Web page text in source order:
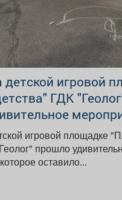
игровой
ГДК
игровой площадке
прошло
оставило...